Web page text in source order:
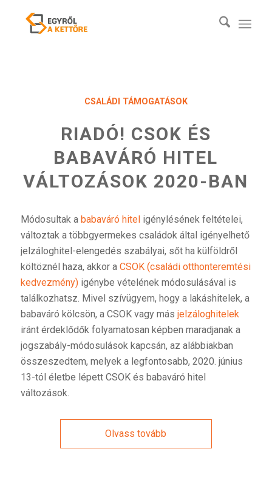
CSALÁDI TÁMOGATÁSOK
RIADÓ! CSOK ÉS
BABAVÁRÓ HITEL
VÁLTOZÁSOK 2020-BAN
Módosultak a babaváró hiteligénylésének feltételei,
változtak a többgyermekes családok által igényelhető
jelzáloghitel-elengedés szabályai, sőt ha külföldről
költöznél haza, akkor a CSOK (családi otthonteremtési
kedvezmény)igénybe vételének módosulásával is
találkozhatsz. Mivel szívügyem, hogy a lakáshitelek, a
babaváró kölcsön, a CSOK vagy más jelzáloghitelek
iránt érdeklődők folyamatosan képben maradjanak a
jogszabály-módosulások kapcsán, az alábbiakban
összeszedtem, melyek a legfontosabb, 2020. június
13-tól életbe lépett CSOK és babaváró hitel
változások.
Olvass tovább